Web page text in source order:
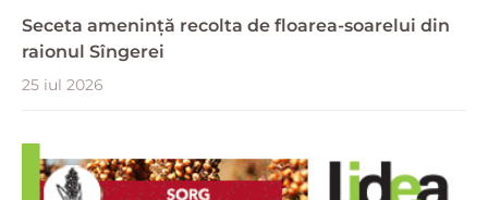
Seceta amenință recolta de floarea-soarelui din
raionul Sîngerei
25 iul 2026